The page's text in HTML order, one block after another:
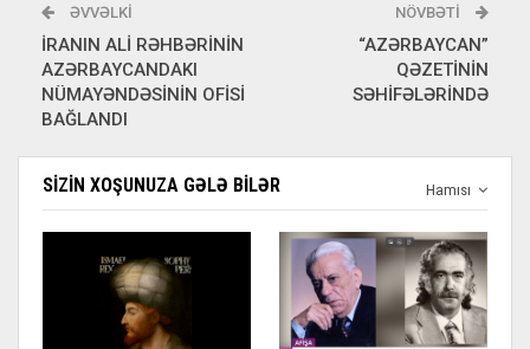
ƏVVƏLKI
İRANIN ALİ RƏHBƏRİNİN
AZƏRBAYCANDAKI
NÜMAYƏNDƏSİNİN OFİSİ
BAĞLANDI
NÖVBƏTI
“AZƏRBAYCAN”
QƏZETİNİN
SƏHİFƏLƏRİNDƏ
Hamısı
SIZIN XOŞUNUZA GƏLƏ BILƏR